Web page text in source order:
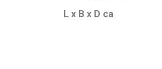
L x B x D ca